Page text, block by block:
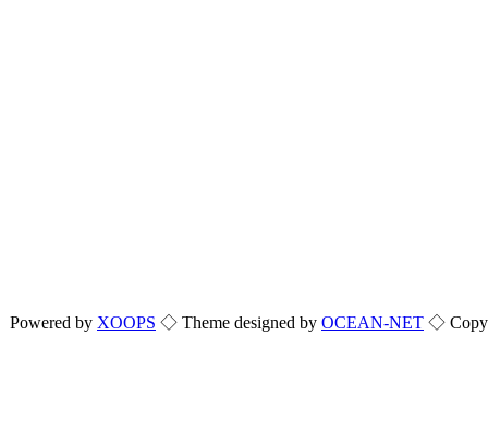
Powered by XOOPS ◇ Theme designed by OCEAN-NET ◇